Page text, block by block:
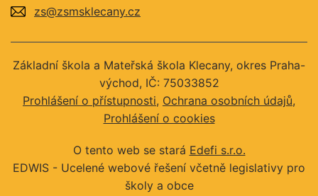
zs@zsmsklecany.cz
Základní škola a Mateřská škola Klecany, okres Praha-
východ, IČ: 75033852
Prohlášení o přístupnosti Ochrana osobních údajů
Prohlášení o cookies
O tento web se stará Edefi s.r.o.
EDWIS - Ucelené webové řešení včetně legislativy pro
školy a obce